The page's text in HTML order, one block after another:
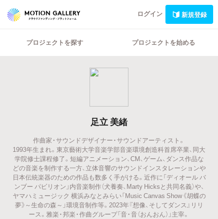
ログイン 新規登録
プロジェクトを探す プロジェクトを始める
足立 美緒
作曲家・サウンドデザイナー・サウンドアーティスト。
1993年生まれ。東京藝術大学音楽学部音楽環境創造科首席卒業、同大
学院修士課程修了。短編アニメーション、CM、ゲーム、ダンス作品な
どの音楽を制作する一方、立体音響のサウンドインスタレーションや
日本伝統楽器のための作品も数多く手がける。近作に「ディオール バ
ンブー パビリオン」内音楽制作（犬養奏、Marty Hicksと共同名義）や、
ヤマハミュージック 横浜みなとみらい「Music Canvas Show 《胡蝶の
夢》～生命の森～」環境音制作等。2023年『想像、そしてダンス』リリ
ース。雅楽・邦楽・作曲グループ「音・音（おんおん）」主宰。